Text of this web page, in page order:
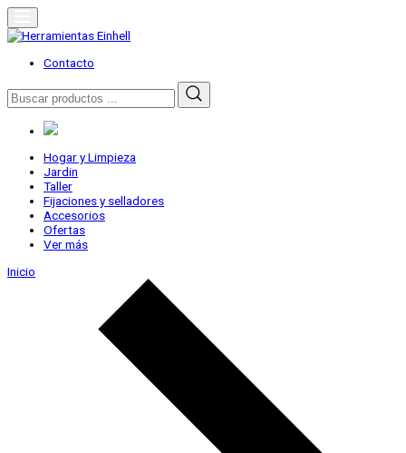
Skip
to
content
Herramientas Einhell
Distribuidor Oficial
Contacto
Buscar
por:
Hogar y Limpieza
Jardin
Taller
Fijaciones y selladores
Accesorios
Ofertas
Ver más
Inicio